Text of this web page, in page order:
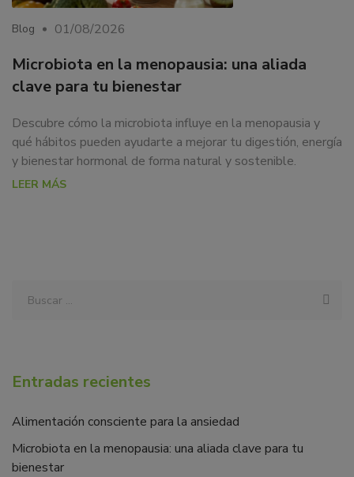
Blog 01/08/2026
Microbiota en la menopausia: una aliada
clave para tu bienestar
Descubre cómo la microbiota influye en la menopausia y
qué hábitos pueden ayudarte a mejorar tu digestión, energía
y bienestar hormonal de forma natural y sostenible.
LEER MÁS
Entradas recientes
Alimentación consciente para la ansiedad
Microbiota en la menopausia: una aliada clave para tu
bienestar